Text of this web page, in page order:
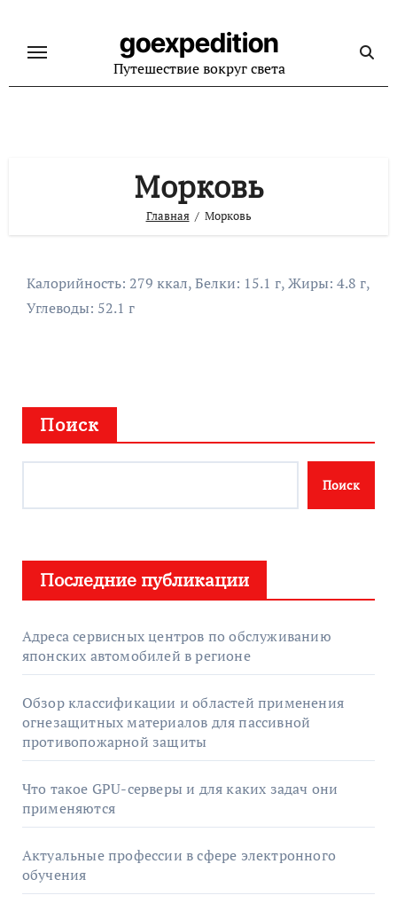
содержанию
goexpedition
Путешествие вокруг света
Морковь
Главная Морковь
Калорийность: 279 ккал, Белки: 15.1 г, Жиры: 4.8 г,
Углеводы: 52.1 г
Поиск
Поиск
Последние публикации
Адреса сервисных центров по обслуживанию
японских автомобилей в регионе
Обзор классификации и областей применения
огнезащитных материалов для пассивной
противопожарной защиты
Что такое GPU-серверы и для каких задач они
применяются
Актуальные профессии в сфере электронного
обучения